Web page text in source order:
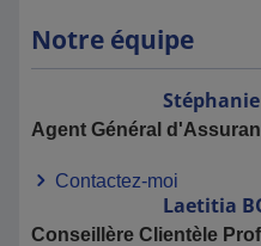
Notre équipe
Stéphanie
Agent Général
Contactez-moi
Laetitia
Conseillère Clientèle